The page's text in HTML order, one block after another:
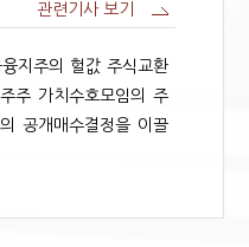
관련기사 보기
지주의 헐값 주식교환
주 가치수호모임의 주
공개매수결정을 이끌